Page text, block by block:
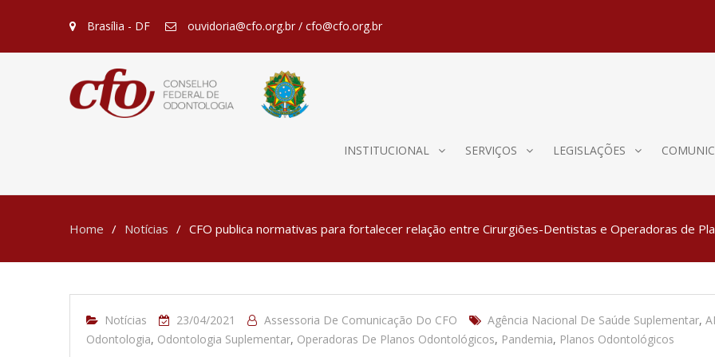
Brasília - DF ouvidoria@cfo.org.br / cfo@cfo.org.br
INSTITUCIONAL SERVIÇOS LEGISLAÇÕES
Home Notícias CFO publica normativas para fortalecer relação entre Cirurgiões-Dentistas e Operadoras de
Notícias 23/04/2021 Assessoria De Comunicação Do CFO Agência Nacional De Saúde Suplementar,
Odontologia, Odontologia Suplementar, Operadoras De Planos Odontológicos, Pandemia, Planos Odontológicos